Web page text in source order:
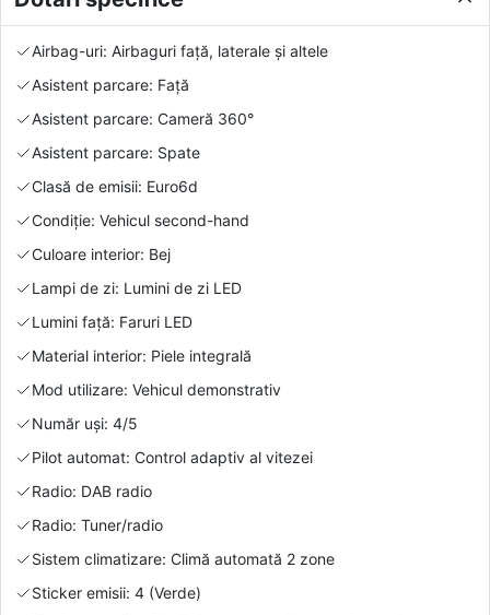
Airbag-uri: Airbaguri față, laterale și altele
Asistent parcare: Față
Asistent parcare: Cameră 360°
Asistent parcare: Spate
Clasă de emisii: Euro6d
Condiție: Vehicul second-hand
Culoare interior: Bej
Lampi de zi: Lumini de zi LED
Lumini față: Faruri LED
Material interior: Piele integrală
Mod utilizare: Vehicul demonstrativ
Număr uși: 4/5
Pilot automat: Control adaptiv al vitezei
Radio: DAB radio
Radio: Tuner/radio
Sistem climatizare: Climă automată 2 zone
Sticker emisii: 4 (Verde)